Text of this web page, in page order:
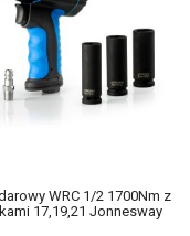
WRC 1/2 1700Nm z
17,19,21 Jonnesway